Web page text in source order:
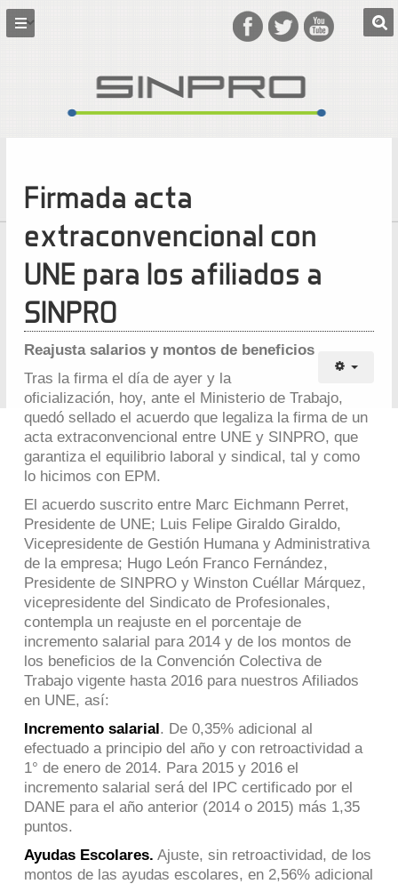
Firmada acta
extraconvencional con
UNE para los afiliados a
SINPRO
Reajusta salarios y montos de beneficios
Tras la firma el día de ayer y la
oficialización, hoy, ante el Ministerio de Trabajo,
quedó sellado el acuerdo que legaliza la firma de un
acta extraconvencional entre UNE y SINPRO, que
garantiza el equilibrio laboral y sindical, tal y como
lo hicimos con EPM.
El acuerdo suscrito entre Marc Eichmann Perret,
Presidente de UNE; Luis Felipe Giraldo Giraldo,
Vicepresidente de Gestión Humana y Administrativa
de la empresa; Hugo León Franco Fernández,
Presidente de SINPRO y Winston Cuéllar Márquez,
vicepresidente del Sindicato de Profesionales,
contempla un reajuste en el porcentaje de
incremento salarial para 2014 y de los montos de
los beneficios de la Convención Colectiva de
Trabajo vigente hasta 2016 para nuestros Afiliados
en UNE, así:
Incremento salarial. De 0,35% adicional al
efectuado a principio del año y con retroactividad a
1° de enero de 2014. Para 2015 y 2016 el
incremento salarial será del IPC certificado por el
DANE para el año anterior (2014 o 2015) más 1,35
puntos.
Ayudas Escolares. Ajuste, sin retroactividad, de los
montos de las ayudas escolares, en 2,56% adicional